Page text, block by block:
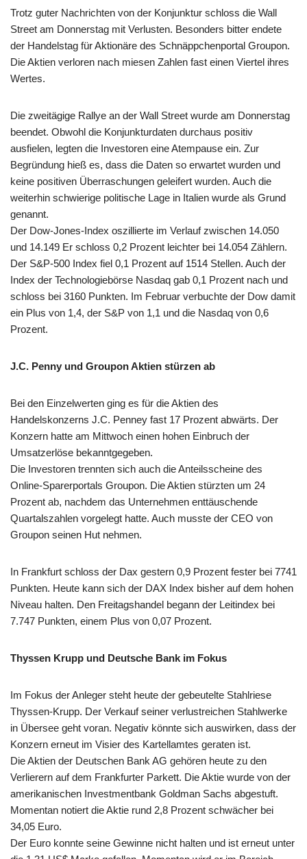
Trotz guter Nachrichten von der Konjunktur schloss die Wall
Street am Donnerstag mit Verlusten. Besonders bitter endete
der Handelstag für Aktionäre des Schnäppchenportal Groupon.
Die Aktien verloren nach miesen Zahlen fast einen Viertel ihres
Wertes.
Die zweitägige Rallye an der Wall Street wurde am Donnerstag
beendet. Obwohl die Konjunkturdaten durchaus positiv
ausfielen, legten die Investoren eine Atempause ein. Zur
Begründung hieß es, dass die Daten so erwartet wurden und
keine positiven Überraschungen geleifert wurden. Auch die
weiterhin schwierige politische Lage in Italien wurde als Grund
genannt.
Der Dow-Jones-Index oszillierte im Verlauf zwischen 14.050
und 14.149 Er schloss 0,2 Prozent leichter bei 14.054 Zählern.
Der S&P-500 Index fiel 0,1 Prozent auf 1514 Stellen. Auch der
Index der Technologiebörse Nasdaq gab 0,1 Prozent nach und
schloss bei 3160 Punkten. Im Februar verbuchte der Dow damit
ein Plus von 1,4, der S&P von 1,1 und die Nasdaq von 0,6
Prozent.
J.C. Penny und Groupon Aktien stürzen ab
Bei den Einzelwerten ging es für die Aktien des
Handelskonzerns J.C. Penney fast 17 Prozent abwärts. Der
Konzern hatte am Mittwoch einen hohen Einbruch der
Umsatzerlöse bekanntgegeben.
Die Investoren trennten sich auch die Anteilsscheine des
Online-Sparerportals Groupon. Die Aktien stürzten um 24
Prozent ab, nachdem das Unternehmen enttäuschende
Quartalszahlen vorgelegt hatte. Auch musste der CEO von
Groupon seinen Hut nehmen.
In Frankfurt schloss der Dax gestern 0,9 Prozent fester bei 7741
Punkten. Heute kann sich der DAX Index bisher auf dem hohen
Niveau halten. Den Freitagshandel begann der Leitindex bei
7.747 Punkten, einem Plus von 0,07 Prozent.
Thyssen Krupp und Deutsche Bank im Fokus
Im Fokus der Anleger steht heute der gebeutelte Stahlriese
Thyssen-Krupp. Der Verkauf seiner verlustreichen Stahlwerke
in Übersee geht voran. Negativ könnte sich auswirken, dass der
Konzern erneut im Visier des Kartellamtes geraten ist.
Die Aktien der Deutschen Bank AG gehören heute zu den
Verlierern auf dem Frankfurter Parkett. Die Aktie wurde von der
amerikanischen Investmentbank Goldman Sachs abgestuft.
Momentan notiert die Aktie rund 2,8 Prozent schwächer bei
34,05 Euro.
Der Euro konnte seine Gewinne nicht halten und ist erneut unter